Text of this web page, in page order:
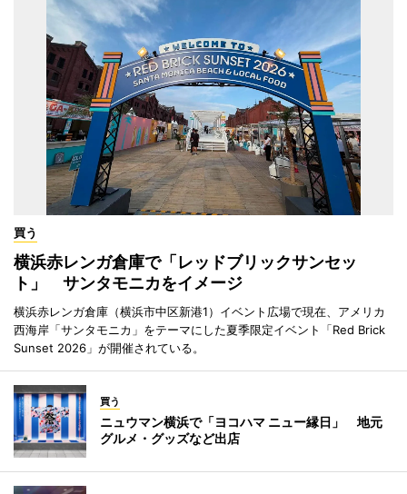
買う
横浜赤レンガ倉庫で「レッドブリックサンセッ
ト」 サンタモニカをイメージ
横浜赤レンガ倉庫（横浜市中区新港1）イベント広場で現在、アメリカ
西海岸「サンタモニカ」をテーマにした夏季限定イベント「Red Brick
Sunset 2026」が開催されている。
買う
ニュウマン横浜で「ヨコハマ ニュー縁日」 地元
グルメ・グッズなど出店